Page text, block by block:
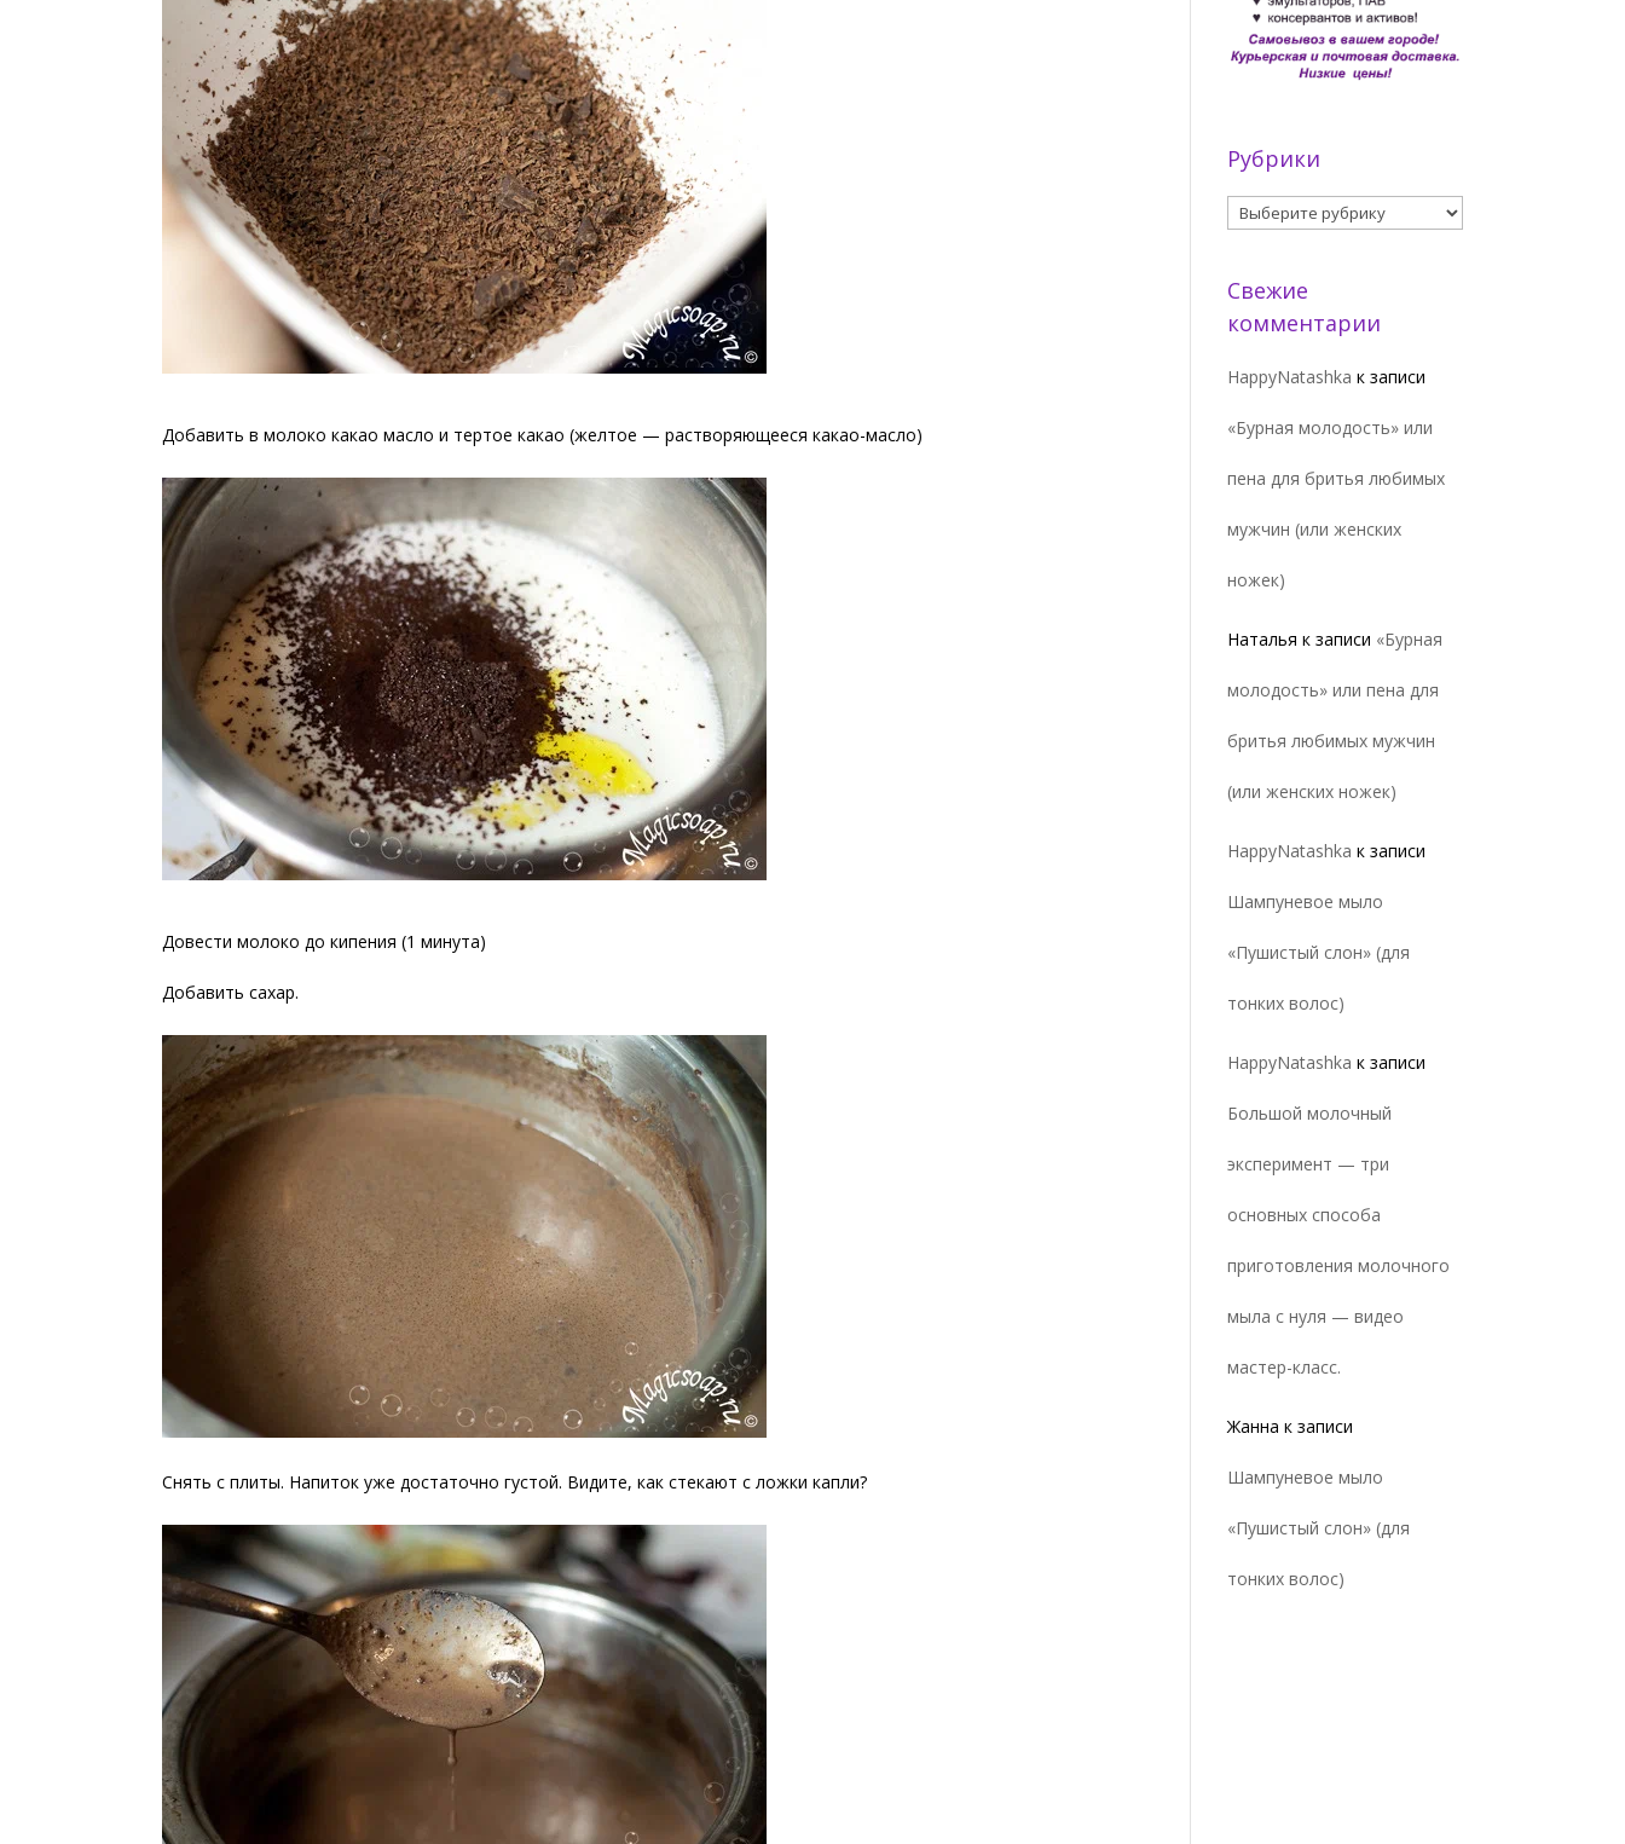
Добавить в молоко какао масло и тертое какао (желтое — растворяющееся какао-масло)
Довести молоко до кипения (1 минута)
Добавить сахар.
Снять с плиты. Напиток уже достаточно густой. Видите, как стекают с ложки капли?
Рубрики
Рубрики
Свежие
комментарии
HappyNatashka к записи
«Бурная молодость» или
пена для бритья любимых
мужчин (или женских
ножек)
Наталья к записи «Бурная
молодость» или пена для
бритья любимых мужчин
(или женских ножек)
HappyNatashka к записи
Шампуневое мыло
«Пушистый слон» (для
тонких волос)
HappyNatashka к записи
Большой молочный
эксперимент — три
основных способа
приготовления молочного
мыла с нуля — видео
мастер-класс.
Жанна к записи
Шампуневое мыло
«Пушистый слон» (для
тонких волос)